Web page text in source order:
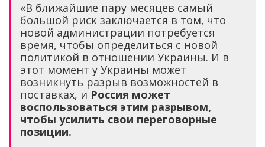
«В ближайшие пару месяцев самый
большой риск заключается в том, что
новой администрации потребуется
время, чтобы определиться с новой
политикой в отношении Украины. И в
этот момент у Украины может
возникнуть разрыв возможностей в
поставках, и Россия может
воспользоваться этим разрывом,
чтобы усилить свои переговорные
позиции.